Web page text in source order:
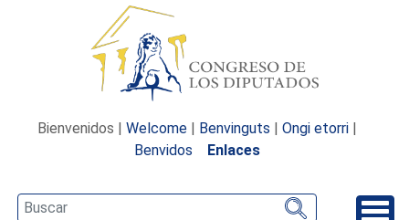
Bienvenidos | Welcome | Benvinguts | Ongi etorri |
Benvidos
Enlaces